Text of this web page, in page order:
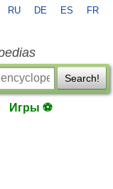
RU DE ES FR
Search!
Игры ⚽